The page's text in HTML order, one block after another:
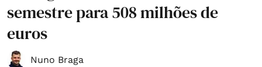
semestre para 508 milhões de
euros
Nuno Braga